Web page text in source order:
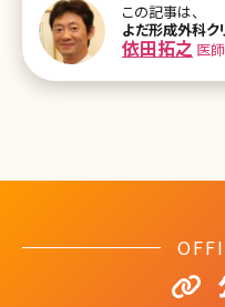
てどんなレーザー? 1-1.Qスイ
チルビーレーザーの効果 1-
ンタイム 1-4.Qスイッチルビ
レーザーの施術 2-1.Qスイッ
この記事は、
よだ形成外科ク
依田拓之 医師